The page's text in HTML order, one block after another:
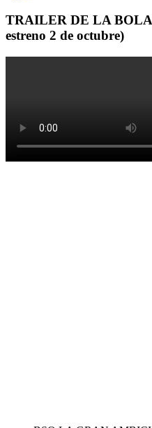
TRAILER DE LA BOLA
estreno 2 de octubre)